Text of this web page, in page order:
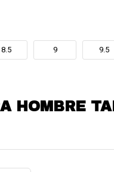
8.5 9 9.5
HOMBRE